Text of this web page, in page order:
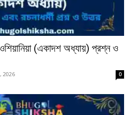
(একাদশ অধ্যায়) প্রশ্ন ও
2026 0